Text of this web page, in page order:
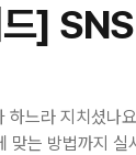
] SNS
하느라 지치셨
맞는 방법까지 실